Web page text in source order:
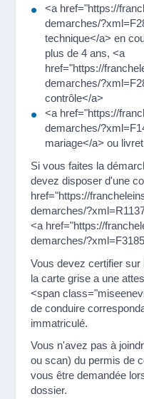
<a href="https://
demarches/
technique</a> en
plus de 4 ans, <a
href="https://
demarches/
contrôle</a>
<a href="https://
demarches/
mariage</a> ou
Si vous faites la
devez disposer d'une
href="https://
demarches/
<a href="https://
demarches/
Vous devez certifier sur
la carte grise a une
<span
de conduire
immatriculé.
Vous n'avez pas à
ou scan) du permis de
vous être demandée
dossier.